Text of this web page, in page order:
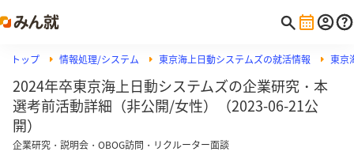
トップ 情報処理/システム 東京海上日動システムズの就活情報 東京
2024年卒東京海上日動システムズの企業研究・本
選考前活動詳細（非公開/女性）（2023-06-21公
開）
企業研究・説明会・OBOG訪問・リクルーター面談